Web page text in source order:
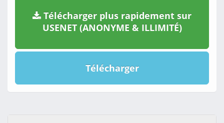
Télécharger plus rapidement sur
USENET (ANONYME & ILLIMITÉ)
Télécharger